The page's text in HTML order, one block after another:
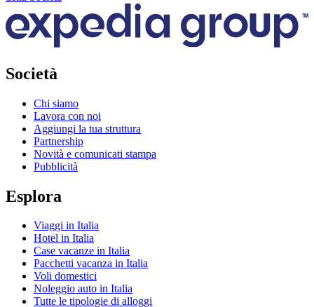
Società
Chi siamo
Lavora con noi
Aggiungi la tua struttura
Partnership
Novità e comunicati stampa
Pubblicità
Esplora
Viaggi in Italia
Hotel in Italia
Case vacanze in Italia
Pacchetti vacanza in Italia
Voli domestici
Noleggio auto in Italia
Tutte le tipologie di alloggi